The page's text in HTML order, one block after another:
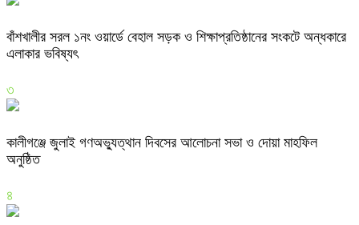
বাঁশখালীর সরল ১নং ওয়ার্ডে বেহাল সড়ক ও শিক্ষাপ্রতিষ্ঠানের সংকটে অন্ধকারে
এলাকার ভবিষ্যৎ
৩
কালীগঞ্জে জুলাই গণঅভ্যুত্থান দিবসের আলোচনা সভা ও দোয়া মাহফিল
অনুষ্ঠিত
৪